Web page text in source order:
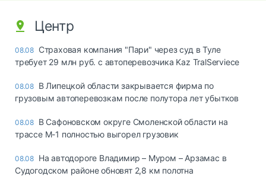
Центр
08.08 Страховая компания "Пари" через суд в Туле
требует 29 млн руб. с автоперевозчика Kaz TralServiece
08.08 В Липецкой области закрывается фирма по
грузовым автоперевозкам после полутора лет убытков
08.08 В Сафоновском округе Смоленской области на
трассе М-1 полностью выгорел грузовик
08.08 На автодороге Владимир – Муром – Арзамас в
Судогодском районе обновят 2,8 км полотна